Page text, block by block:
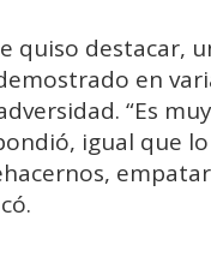
quiso destacar,
en
“Es
igual que